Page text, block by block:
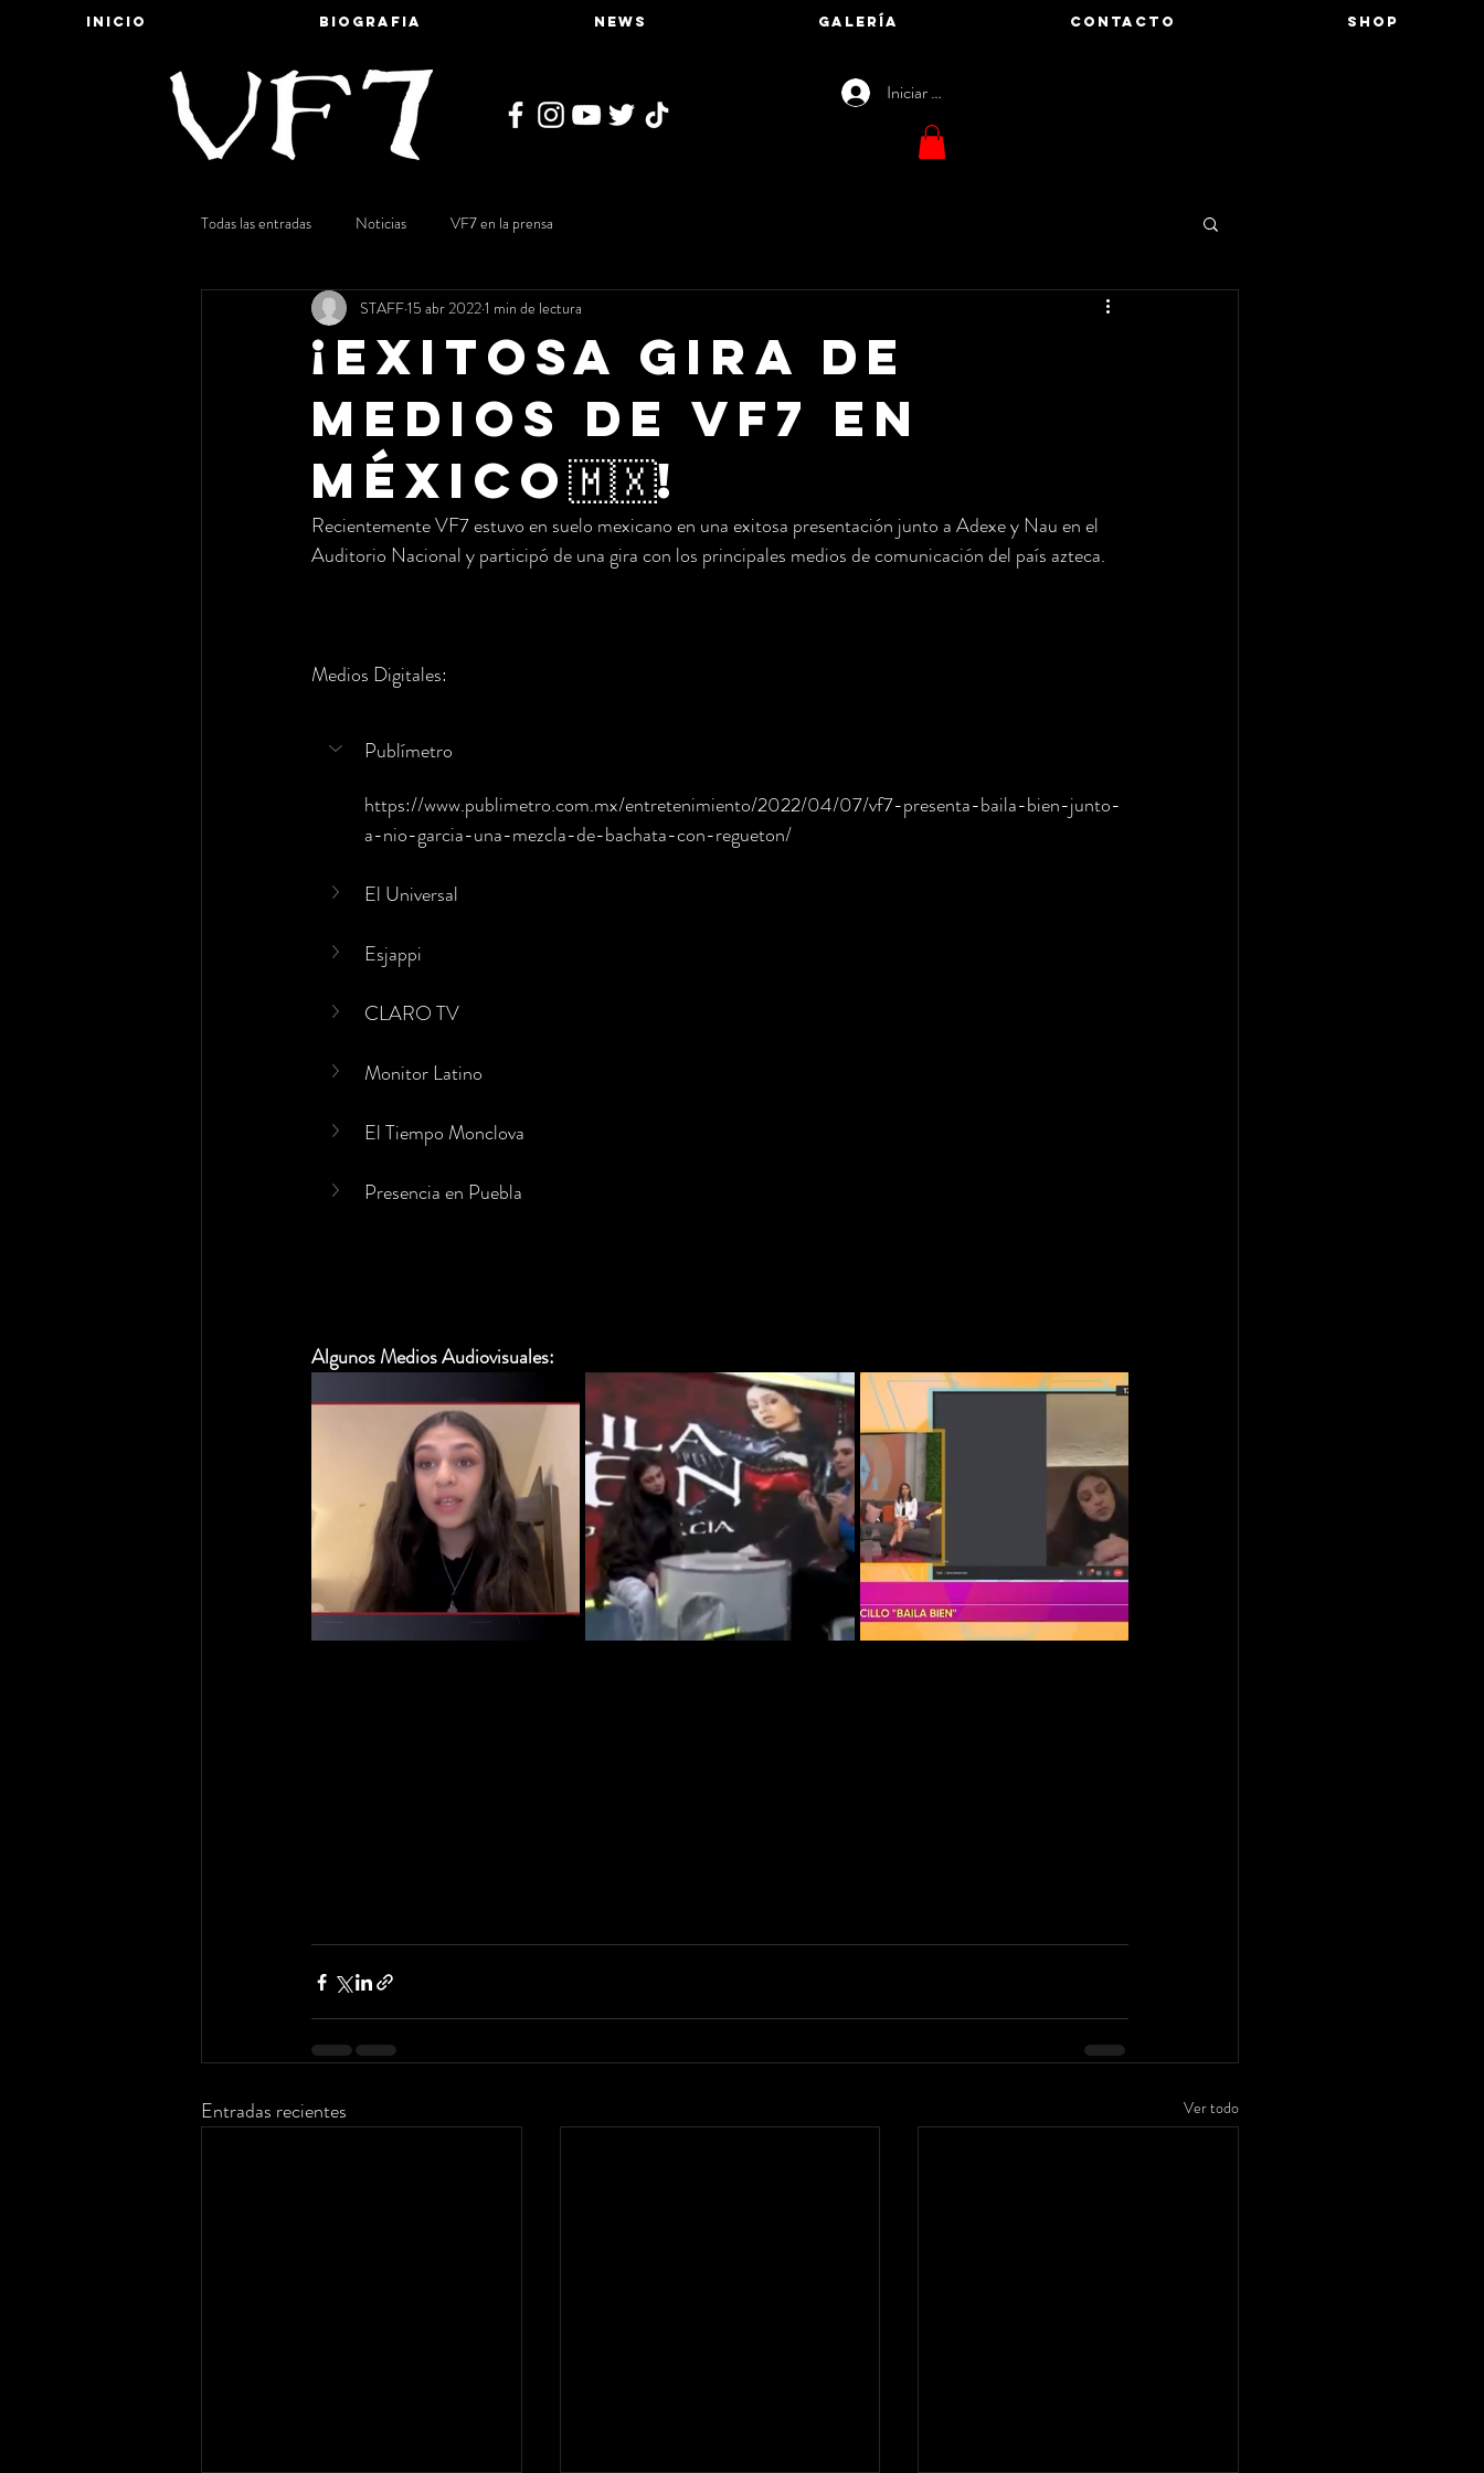
INICIO BIOGRAFIA NEWS GALERÍA CONTACTO SHOP
Iniciar sesión
Todas las entradas Noticias VF7 en la prensa
¡Exitosa gira de
medios de VF7 en
México🇲🇽!
STAFF15 abr 20221 min de lectura
Recientemente VF7 estuvo en suelo mexicano en una exitosa presentación junto a Adexe y Nau en el
Auditorio Nacional y participó de una gira con los principales medios de comunicación del país azteca.
Medios Digitales:
Publímetro
https://www.publimetro.com.mx/entretenimiento/2022/04/07/vf7-presenta-baila-bien-junto-
a-nio-garcia-una-mezcla-de-bachata-con-regueton/
El Universal
Esjappi
CLARO TV
Monitor Latino
El Tiempo Monclova
Presencia en Puebla
Algunos Medios Audiovisuales:
Entradas recientes Ver todo